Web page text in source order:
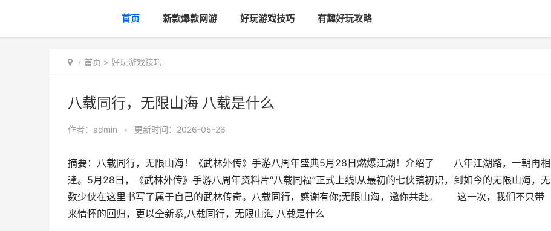
首页 新款爆款网游 好玩游戏技巧 有趣好玩攻略
首页 > 好玩游戏技巧
八载同行，无限山海 八载是什么
作者： admin • 更新时间：2026-05-26
摘要：八载同行，无限山海！《武林外传》手游八周年盛典5月28日燃爆江湖！介绍了 八年江湖路，一朝再相
逢。5月28日，《武林外传》手游八周年资料片“八载同福”正式上线!从最初的七侠镇初识，到如今的无限山海，无
数少侠在这里书写了属于自己的武林传奇。八载同行，感谢有你;无限山海，邀你共赴。 这一次，我们不只带
来情怀的回归，更以全新系,八载同行，无限山海 八载是什么